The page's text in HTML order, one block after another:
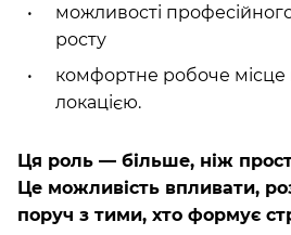
можливості
комфортне робоче місце
локацією.
Ця роль — більше, ніж
Це можливість впливати,
поруч з тими, хто формує